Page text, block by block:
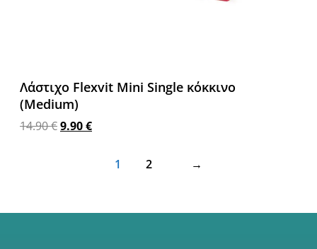
Λάστιχο Flexvit Mini Single κόκκινο
(Medium)
14.90€9.90€
1
2 →